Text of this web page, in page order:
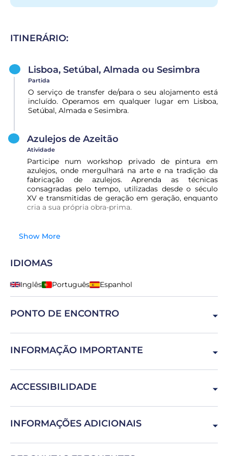
ITINERÁRIO:
Lisboa, Setúbal, Almada ou Sesimbra
Partida
O serviço de transfer de/para o seu alojamento está
incluído. Operamos em qualquer lugar em Lisboa,
Setúbal, Almada e Sesimbra.
Azulejos de Azeitão
Atividade
Participe num workshop privado de pintura em
azulejos, onde mergulhará na arte e na tradição da
fabricação de azulejos. Aprenda as técnicas
consagradas pelo tempo, utilizadas desde o século
XV e transmitidas de geração em geração, enquanto
cria a sua própria obra-prima.
Show More
IDIOMAS
Inglês Português Espanhol
PONTO DE ENCONTRO
Lisboa, Portugal
INFORMAÇÃO IMPORTANTE
está incluído. Operamos em qualquer lugar em Lisboa,
ACCESSIBILIDADE
Não acessível a utilizadores de cadeira de rodas.
INFORMAÇÕES ADICIONAIS